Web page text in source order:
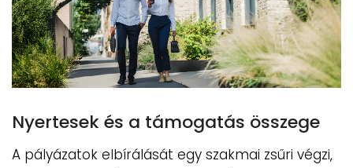
Nyertesek és a támogatás összege
A pályázatok elbírálását egy szakmai zsűri végzi,